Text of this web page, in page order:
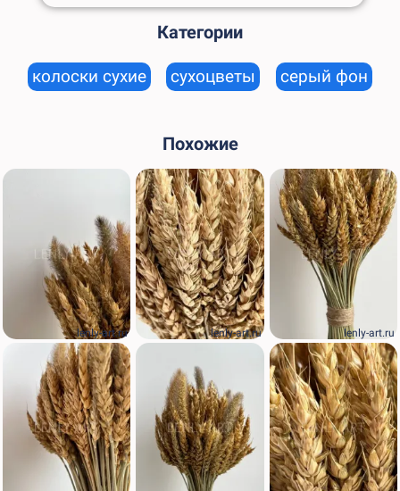
Категории
колоски сухие сухоцветы серый фон
Похожие
lenly-art.ru lenly-art.ru lenly-art.ru